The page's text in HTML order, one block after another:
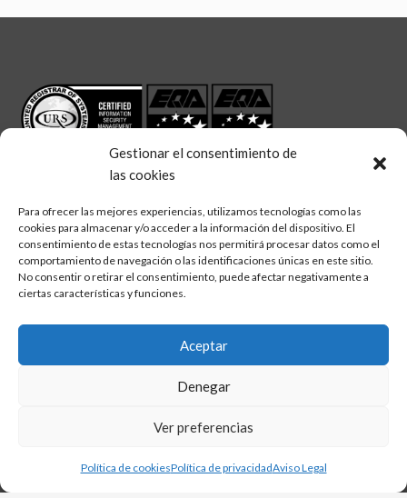
Gestionar el consentimiento de
las cookies
Para ofrecer las mejores experiencias, utilizamos tecnologías como las
cookies para almacenar y/o acceder a la información del dispositivo. El
consentimiento de estas tecnologías nos permitirá procesar datos como el
comportamiento de navegación o las identificaciones únicas en este sitio.
No consentir o retirar el consentimiento, puede afectar negativamente a
ciertas características y funciones.
Aceptar
Denegar
Ver preferencias
Política de cookiesPolítica de privacidadAviso Legal
Síguenos en:
linkedintwitterfacebook
Aviso legal